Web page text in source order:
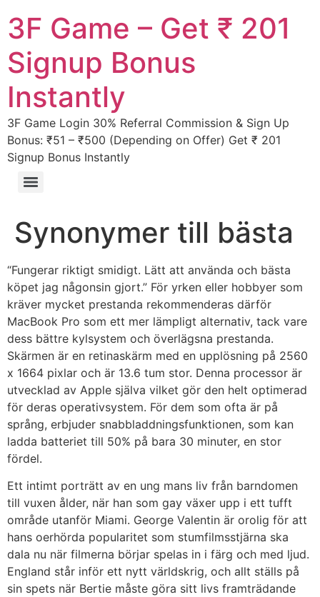
3F Game – Get ₹ 201
Signup Bonus
Instantly
3F Game Login 30% Referral Commission & Sign Up
Bonus: ₹51 – ₹500 (Depending on Offer) Get ₹ 201
Signup Bonus Instantly
Synonymer till bästa
“Fungerar riktigt smidigt. Lätt att använda och bästa
köpet jag någonsin gjort.” För yrken eller hobbyer som
kräver mycket prestanda rekommenderas därför ​
MacBook Pro som ett mer lämpligt alternativ, tack vare
dess bättre kylsystem och överlägsna prestanda.
Skärmen är en retinaskärm med en upplösning på 2560
x 1664 pixlar och är 13.6 tum stor. Denna processor är
utvecklad av Apple själva vilket gör den helt optimerad
för deras operativsystem. För dem som ofta är på
språng, erbjuder snabbladdningsfunktionen, som kan
ladda batteriet till 50% på bara 30 minuter, en stor
fördel.
Ett intimt porträtt av en ung mans liv från barndomen
till vuxen ålder, när han som gay växer upp i ett tufft
område utanför Miami. George Valentin är orolig för att
hans oerhörda popularitet som stumfilmsstjärna ska
dala nu när filmerna börjar spelas in i färg och med ljud.
England står inför ett nytt världskrig, och allt ställs på
sin spets när Bertie måste göra sitt livs framträdande